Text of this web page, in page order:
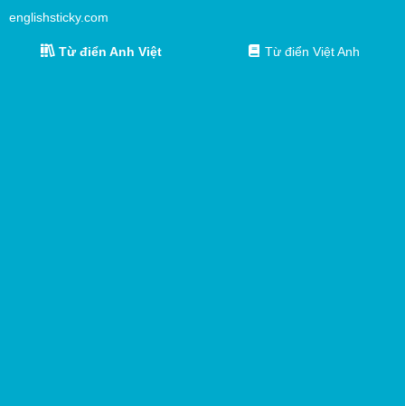
englishsticky.com
Từ điển Anh Việt Từ điển Việt Anh